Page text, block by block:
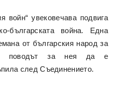
войн“ увековечава подвига
българската война. Една
от българския народ за
поводът за нея да е
след Съединението.